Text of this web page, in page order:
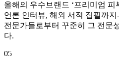
올해의 우수브랜드 ‘프리미엄 피
언론 인터뷰, 해외 서적 집필까
전문가들로부터 꾸준히 그 전문
다.
05